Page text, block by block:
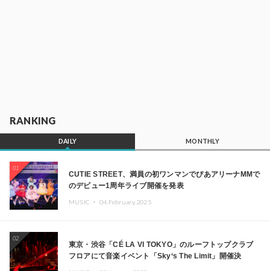
RANKING
DAILY MONTHLY
01
CUTIE STREET、満員の初ワンマンでぴあアリーナMMで
のデビュー1周年ライブ開催を発表
MUSIC ・ 04.February.2025
02
東京・渋谷「CÉ LA VI TOKYO」のルーフトップクラブ
フロアにて音楽イベント「Sky‘s The Limit」開催決